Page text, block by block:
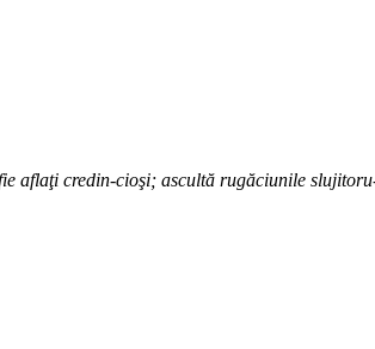
aflaţi credin-cioşi; ascultă rugăciunile